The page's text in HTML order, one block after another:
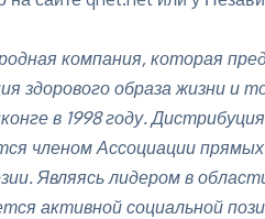
компания, которая
здорового образа жизни и
в 1998 году.
членом Ассоциации
Являясь лидером в
активной социальной